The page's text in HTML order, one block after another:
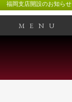
福岡支店開設のお知らせ
MENU